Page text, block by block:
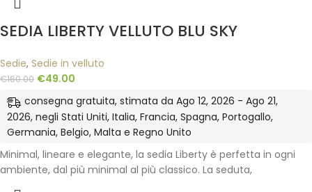
SEDIA LIBERTY VELLUTO BLU SKY
Sedie, Sedie in velluto
€160.00 €49.00
consegna gratuita, stimata da Ago 12, 2026 - Ago 21,
2026, negli Stati Uniti, Italia, Francia, Spagna, Portogallo,
Germania, Belgio, Malta e Regno Unito
Minimal, lineare e elegante, la sedia Liberty è perfetta in ogni
ambiente, dal più minimal al più classico. La seduta,